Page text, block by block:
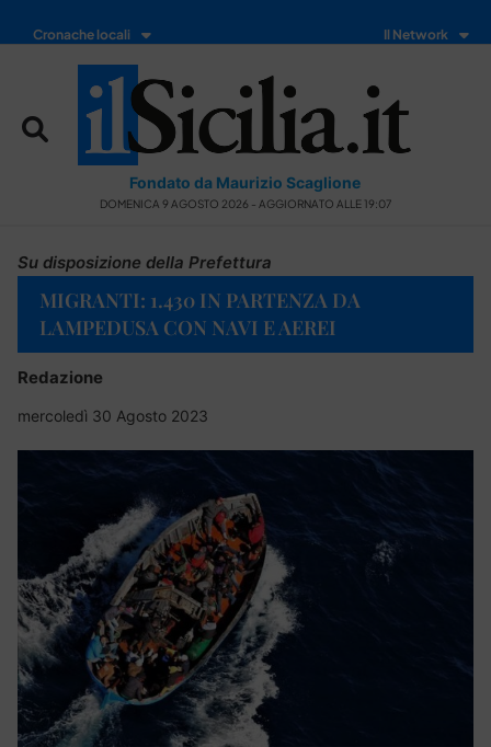
Cronache locali Il Network
Fondato da Maurizio Scaglione
DOMENICA 9 AGOSTO 2026 - AGGIORNATO ALLE 19:07
Su disposizione della Prefettura
MIGRANTI: 1.430 IN PARTENZA DA
LAMPEDUSA CON NAVI E AEREI
Redazione
mercoledì 30 Agosto 2023